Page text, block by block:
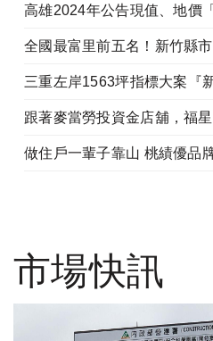
高雄2024年公告現值、地價
全國最富里前五名！新竹縣
市場快訊